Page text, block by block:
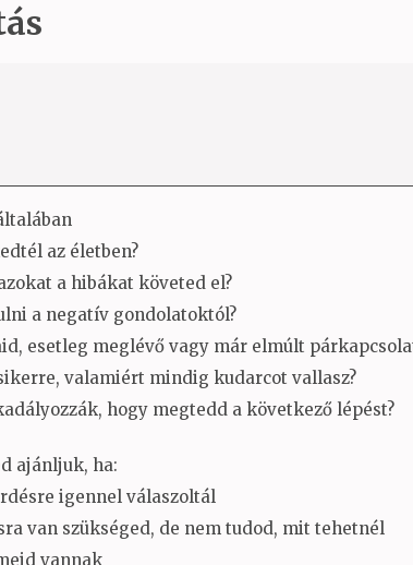
az életben?
a hibákat követed el?
a negatív gondolatoktól?
esetleg meglévő vagy már elmúlt
valamiért mindig kudarcot vallasz?
hogy megtedd a következő lépést?
ajánljuk, ha:
igennel válaszoltál
van szükséged, de nem tudod, mit tehetnél
vannak